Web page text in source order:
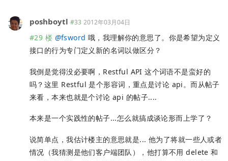
poshboytl #33 2012年03月04日
#29 楼 @fsword 哦，我理解你的意思了。你是希望为定义
接口的行为专门定义新的名词以做区分？
我倒是觉得没必要啊，Restful API 这个词语不是蛮好的
吗？这里 Restful 是个形容词，重点是讨论 api。而从帖子
来看，本来也就是个讨论 api 的帖子....
本来是一个实践性的帖子...怎么就搞成谈论形而上学了？
说简单点，我估计楼主的意思就是... 他为了将就一些人或者
情况（我猜测是他们客户端团队），他打算不用 delete 和